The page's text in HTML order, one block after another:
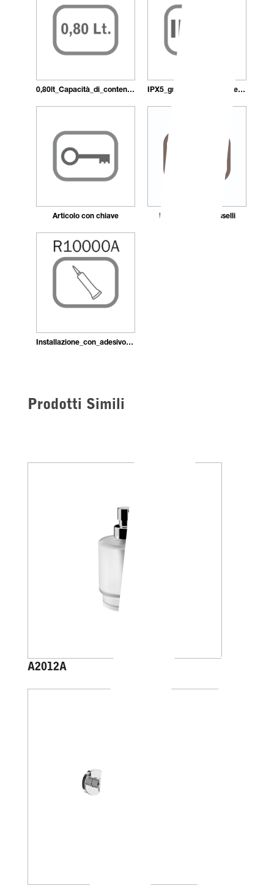
0,80lt_Capacità_di_contenimento IPX5_grado_di_protezione_IP
Articolo con chiave Fissaggio_con_tasselli
Installazione_con_adesivo_in_pasta
Prodotti Simili
A2012A